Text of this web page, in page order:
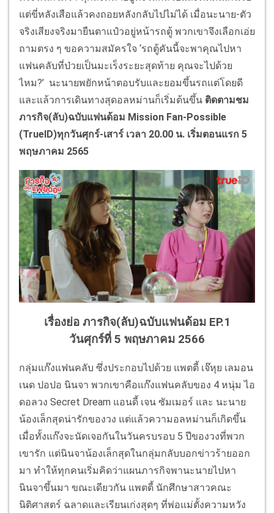
แต่ขี่หลังเสือแล้วคงถอยหลังกลับไปไม่ได้ เมื่อนะนาย-ตัว
จริงเสียงจริงมายืนตาแป๋วอยู่หน้ารถตู้ พวกเขาจึงเลือกเอ่ย
ถามตรง ๆ ขอความสมัครใจ ‘รถตู้คันนี้จะพาคุณไปหา
แฟนคลับที่ป่วยเป็นมะเร็งระยะสุดท้าย คุณจะไปด้วย
ไหม?’ นะนายพยักหน้าตอบรับและยอมขึ้นรถแต่โดยดี
และแล้วการเดินทางสุดอลหม่านก็เริ่มต้นขึ้น ติดตามชม
ภารกิจ(ลับ)ฉบับแฟนด้อม Mission Fan-Possible
(TrueID)ทุกวันศุกร์-เสาร์ เวลา 20.00 น. เริ่มตอนแรก 5
พฤษภาคม 2565
เรื่องย่อ ภารกิจ(ลับ)ฉบับแฟนด้อม EP.1
วันศุกร์ที่ 5 พฤษภาคม 2566
กลุ่มแก๊งแฟนคลับ ซึ่งประกอบไปด้วย แพตตี้ เจ๊หุย เลมอน
เนด ปอปอ นินจา พวกเขาคือแก๊งแฟนคลับของ 4 หนุ่ม ไอ
ดอลวง Secret Dream แอนดี้ เจน ซัมเมอร์ และ นะนาย
น้องเล็กสุดน่ารักของวง แต่แล้วความอลหม่านก็เกิดขึ้น
เมื่อทั้งแก๊งจะนัดเจอกันในวันครบรอบ 5 ปีของวงที่พวก
เขารัก แต่นินจาน้องเล็กสุดในกลุ่มกลับบอกข่าวร้ายออก
มา ทำให้ทุกคนเริ่มคิดว่าแผนภารกิจพานะนายไปหา
นินจาขึ้นมา ขณะเดียวกัน แพตตี้ นักศึกษาสาวคณะ
นิติศาสตร์ ฉลาดและเรียนเก่งสุดๆ ที่พ่อแม่ตั้งความหวัง